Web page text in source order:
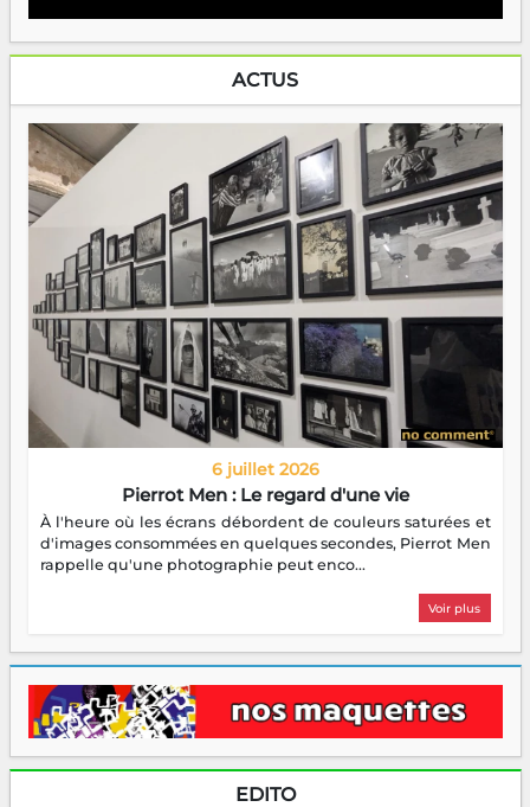
ACTUS
6 juillet 2026
Pierrot Men : Le regard d'une vie
À l'heure où les écrans débordent de couleurs saturées et
d'images consommées en quelques secondes, Pierrot Men
rappelle qu'une photographie peut enco...
Voir plus
EDITO